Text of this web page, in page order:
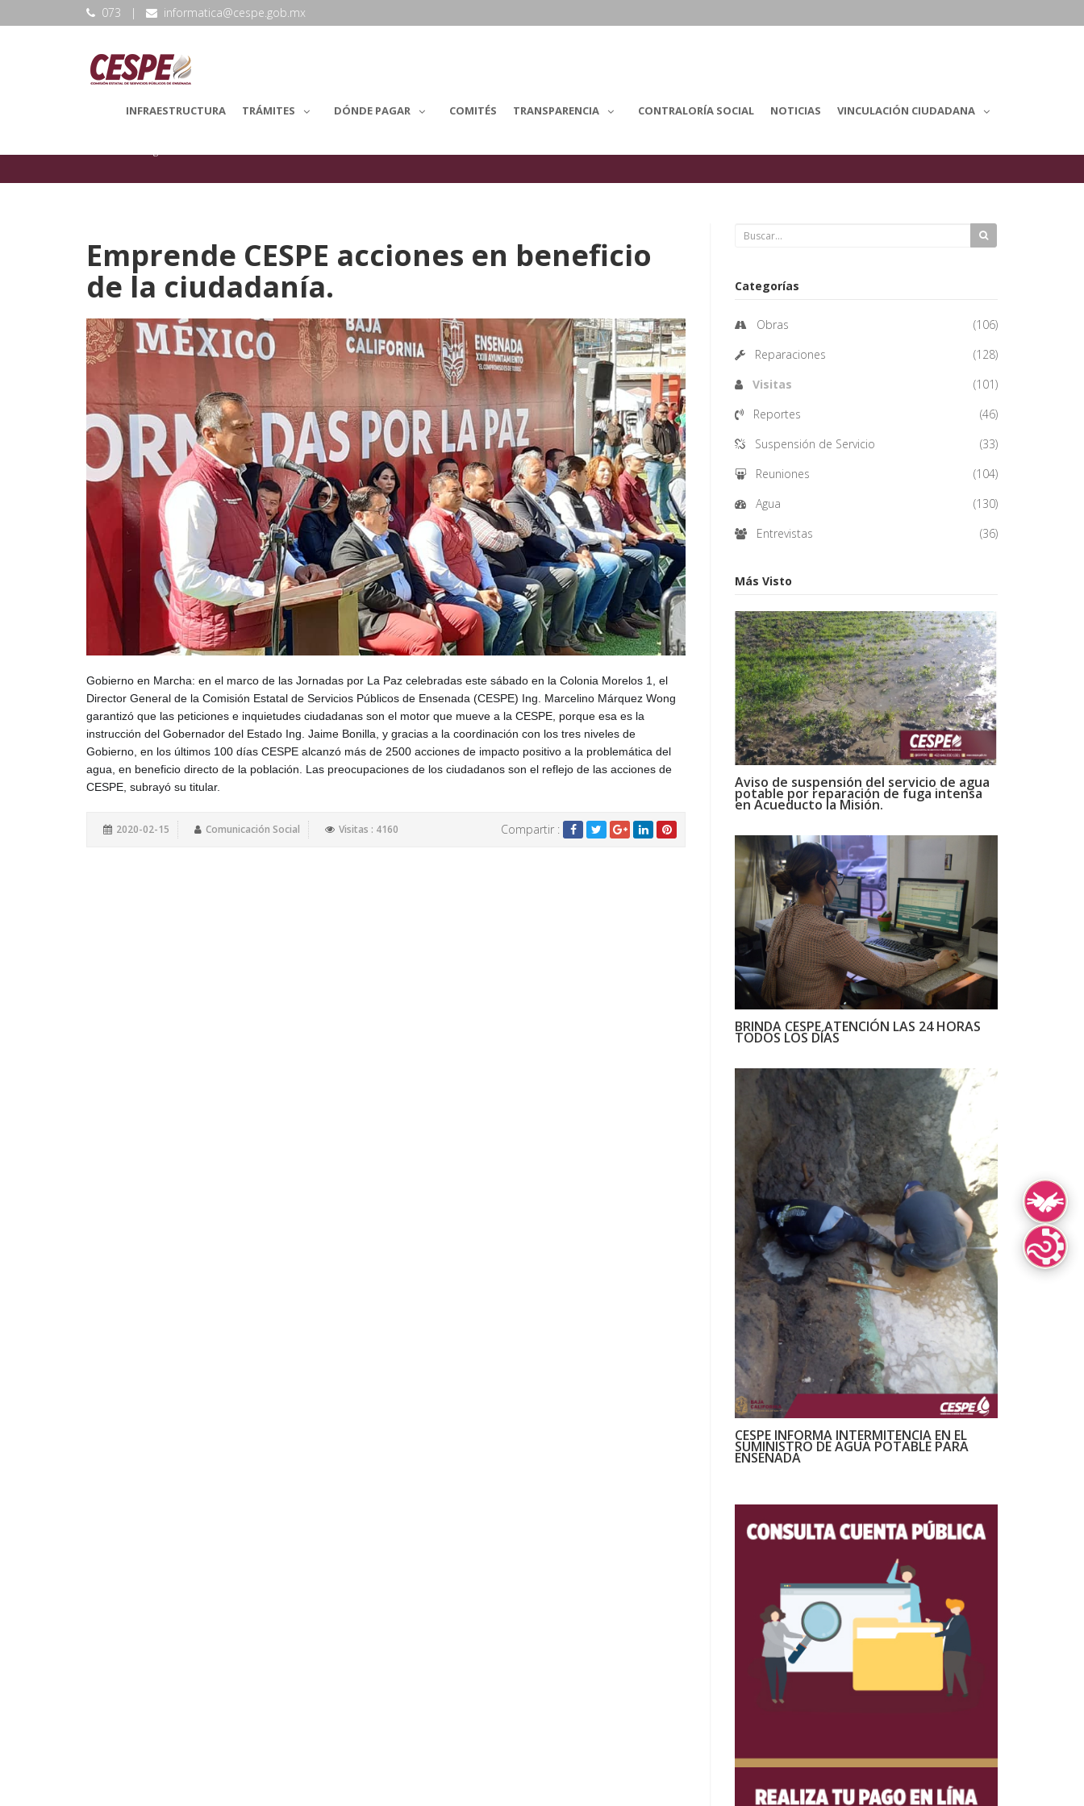
073 | informatica@cespe.gob.mx
INFRAESTRUCTURA TRÁMITES DÓNDE PAGAR COMITÉS TRANSPARENCIA CONTRALORÍA SOCIAL NOTICIAS VINCULACIÓN CIUDADANA
Emprende CESPE acciones en beneficio
de la ciudadanía.
Gobierno en Marcha: en el marco de las Jornadas por La Paz celebradas este sábado en la Colonia Morelos 1, el
Director General de la Comisión Estatal de Servicios Públicos de Ensenada (CESPE) Ing. Marcelino Márquez Wong
garantizó que las peticiones e inquietudes ciudadanas son el motor que mueve a la CESPE, porque esa es la
instrucción del Gobernador del Estado Ing. Jaime Bonilla, y gracias a la coordinación con los tres niveles de
Gobierno, en los últimos 100 días CESPE alcanzó más de 2500 acciones de impacto positivo a la problemática del
agua, en beneficio directo de la población. Las preocupaciones de los ciudadanos son el reflejo de las acciones de
CESPE, subrayó su titular.
2020-02-15 Comunicación Social Visitas : 4160 Compartir :
Categorías
Obras
(106)
Reparaciones
(128)
Visitas
(101)
Reportes
(46)
Suspensión de Servicio
(33)
Reuniones
(104)
Agua
(130)
Entrevistas
(36)
Más Visto
Aviso de suspensión del servicio de agua
potable por reparación de fuga intensa
en Acueducto la Misión.
BRINDA CESPE ATENCIÓN LAS 24 HORAS
TODOS LOS DÍAS
CESPE INFORMA INTERMITENCIA EN EL
SUMINISTRO DE AGUA POTABLE PARA
ENSENADA
Lengua de
Lenguas